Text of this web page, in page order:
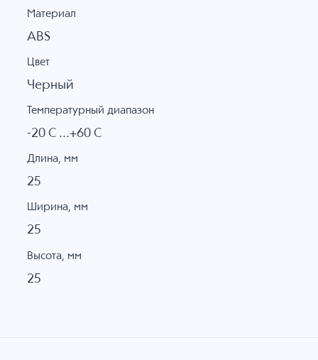
Материал
ABS
Цвет
Черный
Температурный диапазон
-20 C ...+60 C
Длина, мм
25
Ширина, мм
25
Высота, мм
25